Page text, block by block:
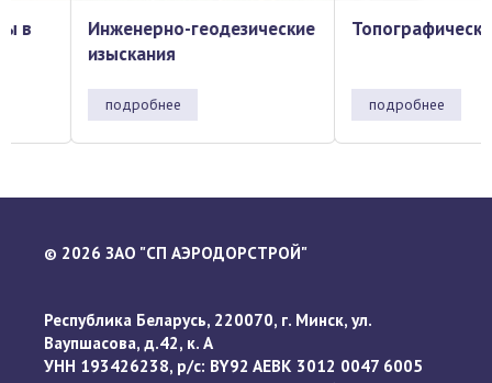
Инженерно-геодезические
изыскания
подробнее
Топографическая
подробнее
© 2026 ЗАО "СП АЭРОДОРСТРОЙ"
Республика Беларусь, 220070, г. Минск, ул.
Ваупшасова, д.42, к. А
УНН 193426238, р/с: BY92 AEBK 3012 0047 6005